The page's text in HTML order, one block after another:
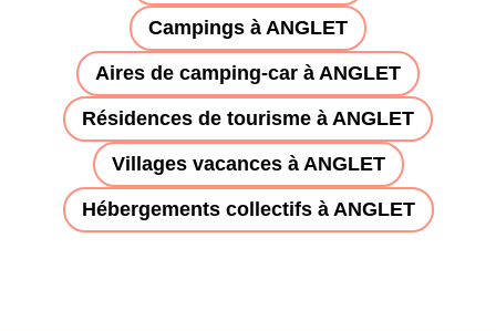
Campings à ANGLET
Aires de camping-car à ANGLET
Résidences de tourisme à ANGLET
Villages vacances à ANGLET
Hébergements collectifs à ANGLET